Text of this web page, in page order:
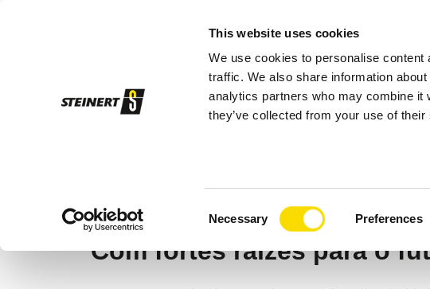
This website uses cookies
We use cookies to personalise
traffic. We also share information
analytics partners who may combine it
they’ve collected from your use of their
Necessary Preferences
Produtos
HISTÓRIA
Com fortes raízes para o